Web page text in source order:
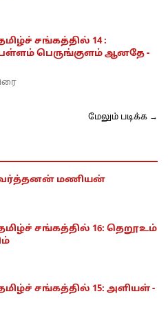
சங்கத்தில் 14 :
பெருங்குளம் ஆனதே -
மேலும் படிக்க →
மணியன்
சங்கத்தில் 16: தெறூஉம்
சங்கத்தில் 15: அளியள் -